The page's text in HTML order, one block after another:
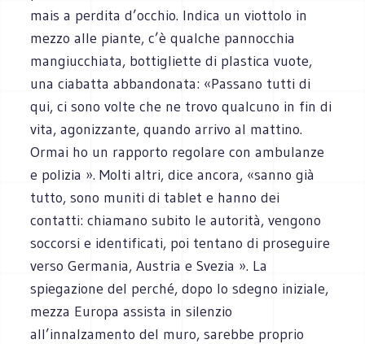
mais a perdita d’occhio. Indica un viottolo in
mezzo alle piante, c’è qualche pannocchia
mangiucchiata, bottigliette di plastica vuote,
una ciabatta abbandonata: «Passano tutti di
qui, ci sono volte che ne trovo qualcuno in fin di
vita, agonizzante, quando arrivo al mattino.
Ormai ho un rapporto regolare con ambulanze
e polizia ». Molti altri, dice ancora, «sanno già
tutto, sono muniti di tablet e hanno dei
contatti: chiamano subito le autorità, vengono
soccorsi e identificati, poi tentano di proseguire
verso Germania, Austria e Svezia ». La
spiegazione del perché, dopo lo sdegno iniziale,
mezza Europa assista in silenzio
all’innalzamento del muro, sarebbe proprio